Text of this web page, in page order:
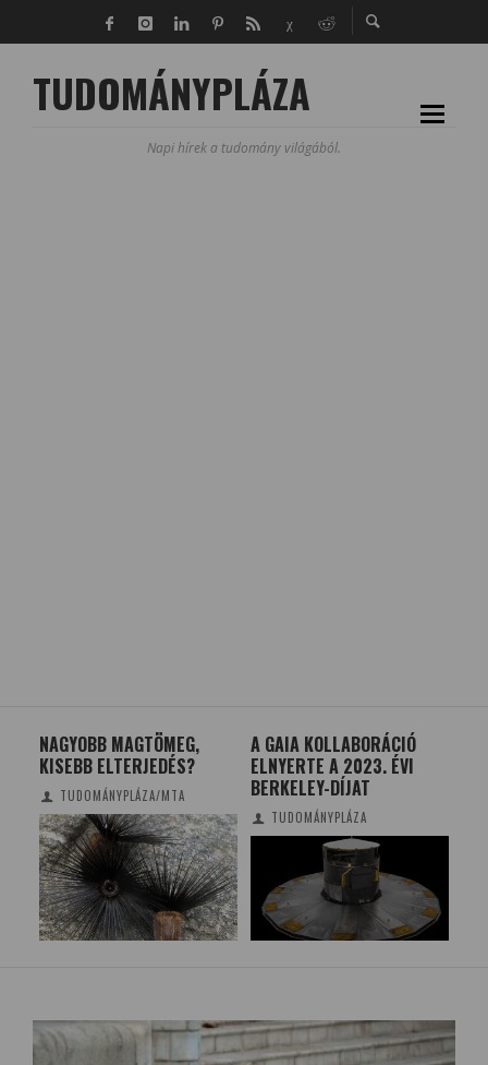
TUDOMÁNYPLÁZA
Napi hírek a tudomány világából.
NAGYOBB MAGTÖMEG,
KISEBB ELTERJEDÉS?
TUDOMÁNYPLÁZA/MTA
A GAIA KOLLABORÁCIÓ
ELNYERTE A 2023. ÉVI
BERKELEY-DÍJAT
TUDOMÁNYPLÁZA